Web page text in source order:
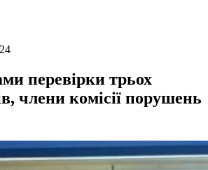
перевірки трьох
члени комісії порушень